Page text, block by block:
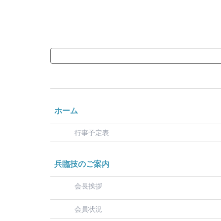
ホーム
行事予定表
兵臨技のご案内
会長挨拶
会員状況